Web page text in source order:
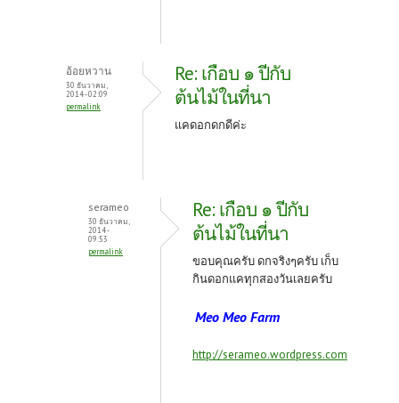
อ้อยหวาน
30 ธันวาคม,
2014 - 02:09
permalink
Re: เกือบ ๑ ปีกับ
ต้นไม้ในที่นา
แคดอกดกดีค่ะ
serameo
30 ธันวาคม,
2014 -
09:53
permalink
Re: เกือบ ๑ ปีกับ
ต้นไม้ในที่นา
ขอบคุณครับ ดกจริงๆครับ เก็บ
กินดอกแคทุกสองวันเลยครับ
Meo Meo Farm
http://serameo.wordpress.com